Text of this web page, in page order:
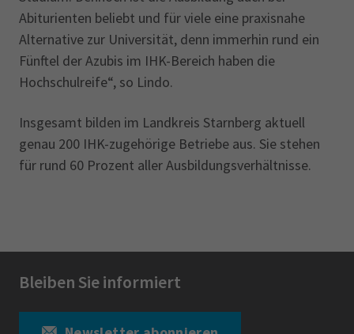
Abiturienten beliebt und für viele eine praxisnahe
Alternative zur Universität, denn immerhin rund ein
Fünftel der Azubis im IHK-Bereich haben die
Hochschulreife“, so Lindo.
Insgesamt bilden im Landkreis Starnberg aktuell
genau 200 IHK-zugehörige Betriebe aus. Sie stehen
‎für rund 60 Prozent aller Ausbildungsverhältnisse.
Bleiben Sie informiert